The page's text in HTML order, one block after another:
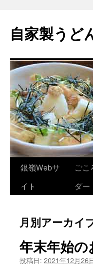
自家製うど
コ
へ
銀嶺Webサ
イト
ごこ
ダー
月別アーカイ
年末年始
投稿日: 2021年12月26